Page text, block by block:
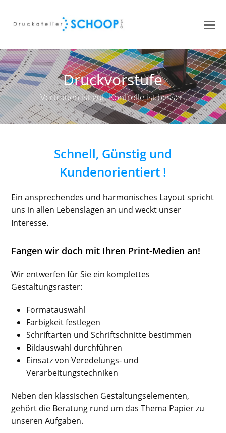
Druckvorstufe
Vertrauen ist gut. Kontrolle ist besser.
Schnell, Günstig und
Kundenorientiert !
Ein ansprechendes und harmonisches Layout spricht
uns in allen Lebenslagen an und weckt unser
Interesse.
Fangen wir doch mit Ihren Print-Medien an!
Wir entwerfen für Sie ein komplettes
Gestaltungsraster:
Formatauswahl
Farbigkeit festlegen
Schriftarten und Schriftschnitte bestimmen
Bildauswahl durchführen
Einsatz von Veredelungs- und
Verarbeitungstechniken
Neben den klassischen Gestaltungselementen,
gehört die Beratung rund um das Thema Papier zu
unseren Aufgaben.